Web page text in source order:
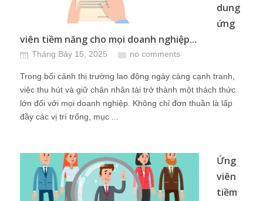
dung
ứng
viên tiềm năng cho mọi doanh nghiệp...
Tháng Bảy 15, 2025 no comments
Trong bối cảnh thị trường lao động ngày càng cạnh tranh,
việc thu hút và giữ chân nhân tài trở thành một thách thức
lớn đối với mọi doanh nghiệp. Không chỉ đơn thuần là lấp
đầy các vị trí trống, mục ...
Ứng
viên
tiềm